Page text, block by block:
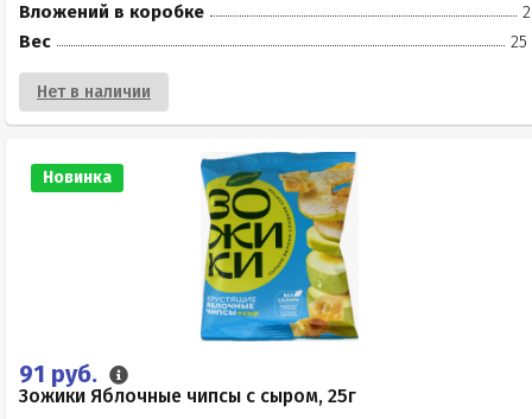
Вложений в коробке
Вес
25
Нет в наличии
Новинка
91 руб.
Зожики Яблочные чипсы с сыром, 25г